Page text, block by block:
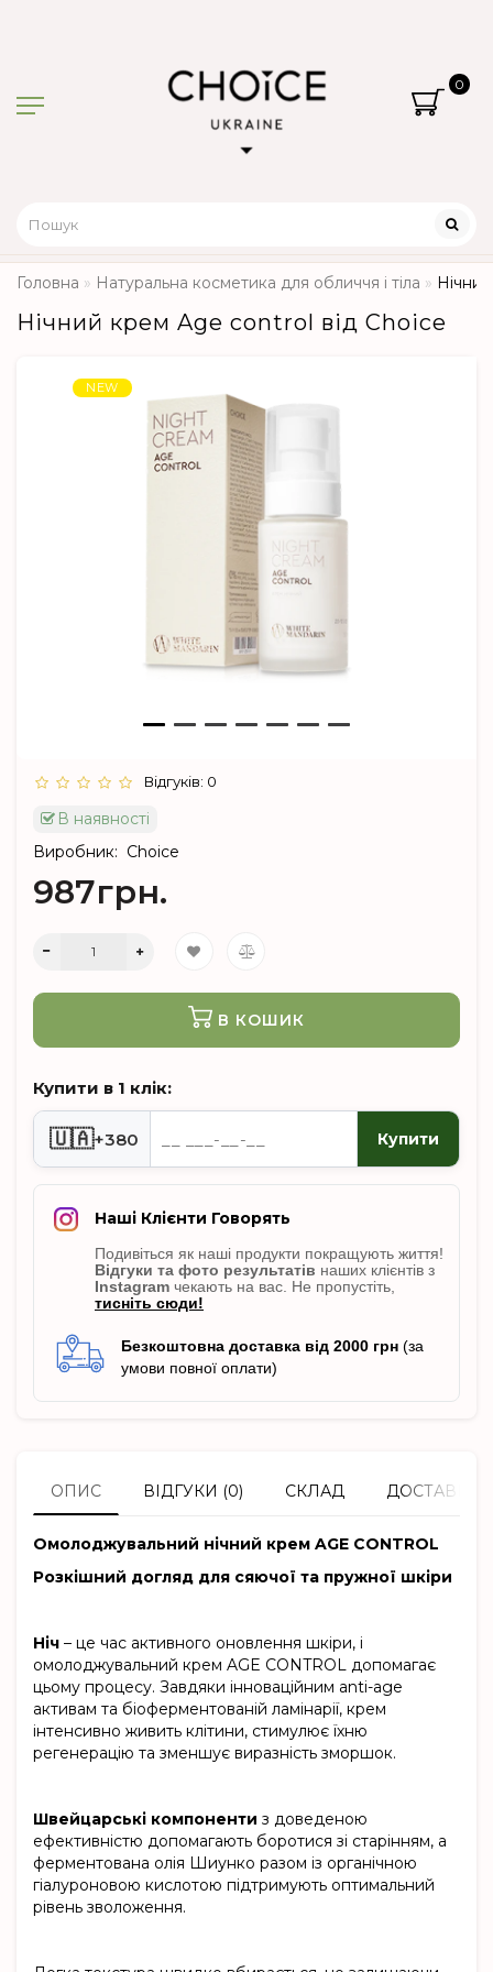
0
Головна Натуральна косметика для обличчя і тіла
Нічний крем Age control від Choice
NEW
Відгуків: 0
В наявності
Виробник: Choice
987грн.
В КОШИК
Купити в 1 клік:
🇺🇦+380 Купити
Наші Клієнти Говорять
Подивіться як наші продукти покращують життя!
Відгуки та фото результатів наших клієнтів з
Instagram чекають на вас. Не пропустіть,
тисніть сюди!
Безкоштовна доставка від 2000 грн (за
умови повної оплати)
ОПИС ВІДГУКИ (0) СКЛАД ДОСТАВКА
Омолоджувальний нічний крем AGE CONTROL
Розкішний догляд для сяючої та пружної шкіри
Ніч – це час активного оновлення шкіри, і
омолоджувальний крем AGE CONTROL допомагає
цьому процесу. Завдяки інноваційним anti-age
активам та біоферментованій ламінарії, крем
інтенсивно живить клітини, стимулює їхню
регенерацію та зменшує виразність зморшок.
Швейцарські компоненти з доведеною
ефективністю допомагають боротися зі старінням, а
ферментована олія Шиунко разом із органічною
гіалуроновою кислотою підтримують оптимальний
рівень зволоження.